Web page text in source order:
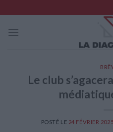
to
content
Le club
POSTÉ LE 24 FÉVRIER 2025